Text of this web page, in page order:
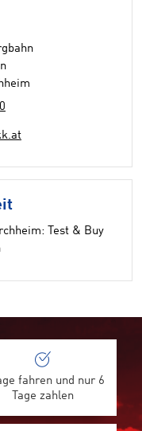
Test & Buy
fahren und nur 6
Tage zahlen